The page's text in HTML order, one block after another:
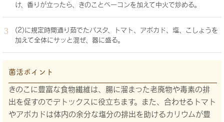
け、香りが立ったら、きのことベーコンを加えて中火で炒める。
(2)に規定時間通り茹でたパスタ、トマト、アボカド、塩、こしょうを
加えて全体にサッと混ぜ、器に盛る。
菌活ポイント
きのこに豊富な食物繊維は、腸に溜まった老廃物や毒素の排
出を促すのでデトックスに役立ちます。また、合わせるトマト
やアボカドは体内の余分な塩分の排出を助けるカリウムが豊